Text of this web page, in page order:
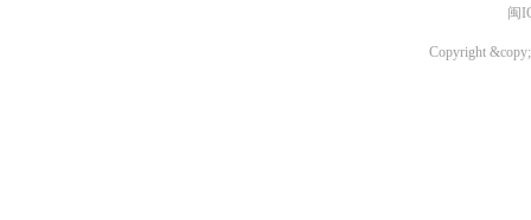
闽
Copyright